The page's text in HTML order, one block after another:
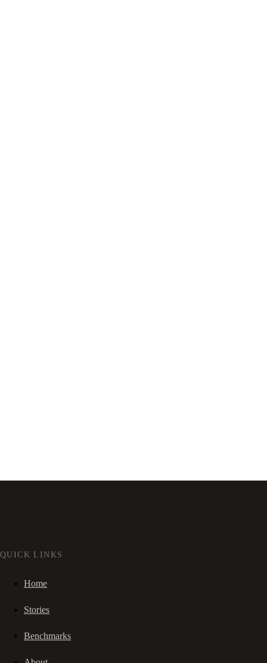
QUICK LINKS
Home
Stories
Benchmarks